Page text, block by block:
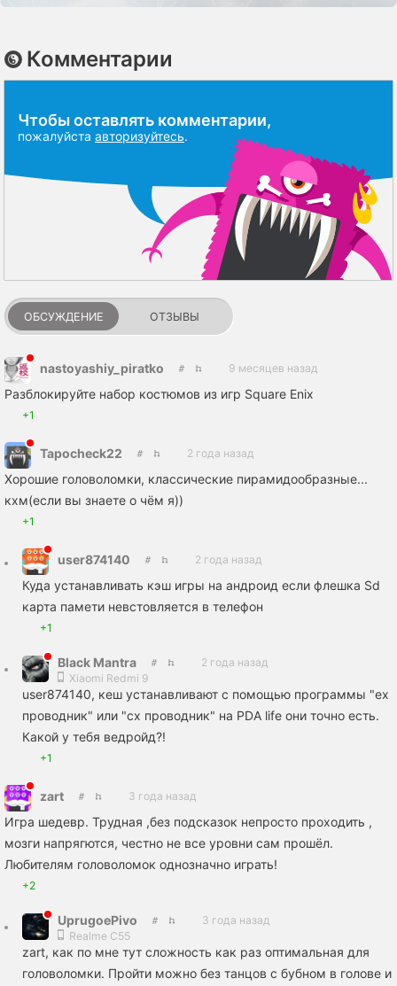
Комментарии
Чтобы оставлять комментарии,
пожалуйста авторизуйтесь.
ОБСУЖДЕНИЕ ОТЗЫВЫ
nastoyashiy_piratko 9 месяцев назад
Разблокируйте набор костюмов из игр Square Enix
+1
Tapocheck22 2 года назад
Хорошие головоломки, классические пирамидообразные...
кхм(если вы знаете о чём я))
+1
user874140 2 года назад
Куда устанавливать кэш игры на андроид если флешка Sd
карта памети невстовляется в телефон
+1
Black Mantra
2 года назад
Xiaomi Redmi 9
user874140, кеш устанавливают с помощью программы "ex
проводник" или "cx проводник" на PDA life они точно есть.
Какой у тебя ведройд?!
+1
zart 3 года назад
Игра шедевр. Трудная ,без подсказок непросто проходить ,
мозги напрягются, честно не все уровни сам прошёл.
Любителям головоломок однозначно играть!
+2
UprugoePivo
3 года назад
Realme C55
zart, как по мне тут сложность как раз оптимальная для
головоломки. Пройти можно без танцов с бубном в голове и